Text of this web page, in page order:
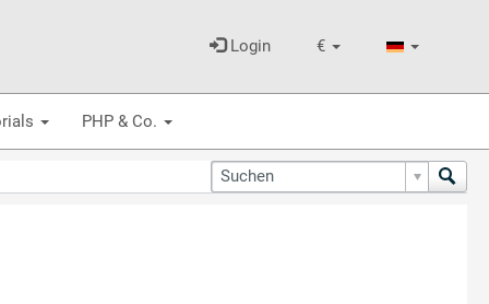
€
Login
PHP & Co.